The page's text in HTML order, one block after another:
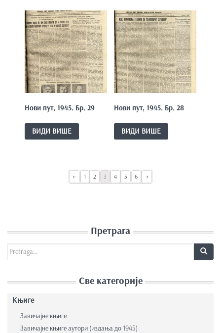
Нови пут, 1945. Бр. 29
ВИДИ ВИШЕ
Нови пут, 1945. Бр. 28
ВИДИ ВИШЕ
← 1 2 3 4 5 6 →
Претрага
Search for:
Све категорије
Књиге
Завичајне књиге
Завичајне књиге аутори (издања до 1945)